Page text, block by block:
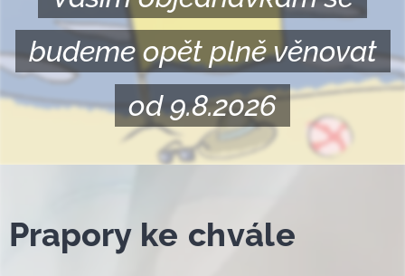
budeme opět plně věnovat
od 9.8.2026
Prapory ke chvále